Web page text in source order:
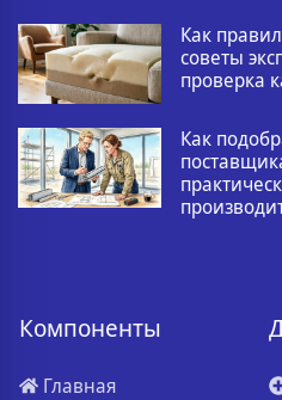
Как
советы
проверка
Как
Компоненты
Главная